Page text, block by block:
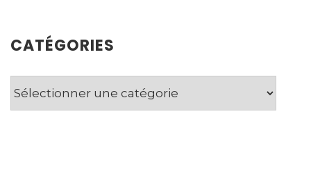
CATÉGORIES